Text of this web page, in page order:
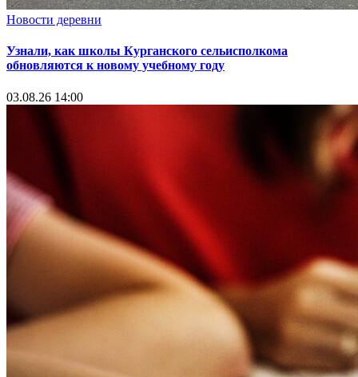
Новости деревни
Узнали, как школы Курганского сельисполкома
обновляются к новому учебному году
03.08.26 14:00